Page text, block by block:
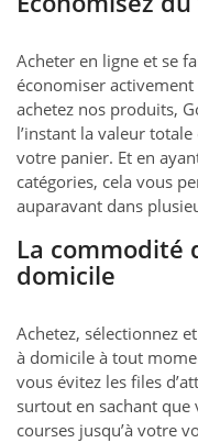
Acheter en ligne et se
économiser
achetez nos produits,
l’instant la valeur
votre panier. Et en
catégories, cela vous
auparavant dans
La commodité
domicile
Achetez, sélectionnez
à domicile à tout
vous évitez les files
surtout en sachant que
courses jusqu’à votre